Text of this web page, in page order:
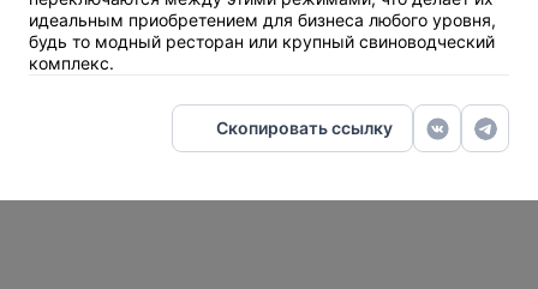
идеальным приобретением для бизнеса любого уровня,
будь то модный ресторан или крупный свиноводческий
комплекс.
Скопировать ссылку